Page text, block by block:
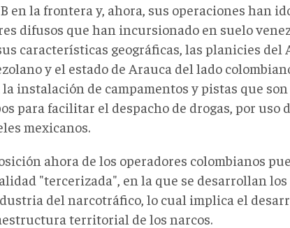
en la frontera y, ahora, sus operaciones han
difusos que han incursionado en suelo
características geográficas, las planicies del
y el estado de Arauca del lado
instalación de campamentos y pistas que
para facilitar el despacho de drogas, por uso
mexicanos.
ahora de los operadores colombianos
"tercerizada", en la que se desarrollan
del narcotráfico, lo cual implica el
territorial de los narcos.